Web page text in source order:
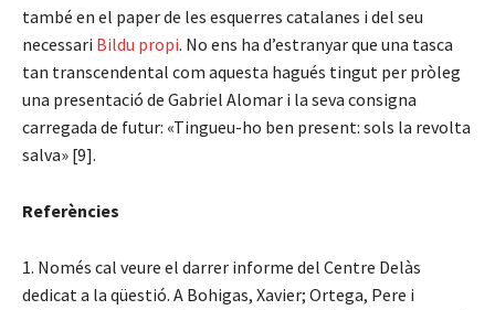
també en el paper de les esquerres catalanes i del seu
necessari Bildu propi. No ens ha d’estranyar que una tasca
tan transcendental com aquesta hagués tingut per pròleg
una presentació de Gabriel Alomar i la seva consigna
carregada de futur: «Tingueu-ho ben present: sols la revolta
salva» [9].
Referències
1. Només cal veure el darrer informe del Centre Delàs
dedicat a la qüestió. A Bohigas, Xavier; Ortega, Pere i